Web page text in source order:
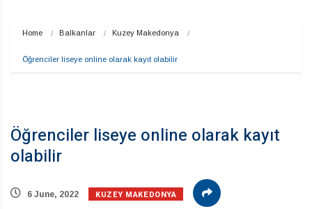
Home Balkanlar Kuzey Makedonya
Öğrenciler liseye online olarak kayıt olabilir
Öğrenciler liseye online olarak kayıt
olabilir
6 June, 2022 KUZEY MAKEDONYA